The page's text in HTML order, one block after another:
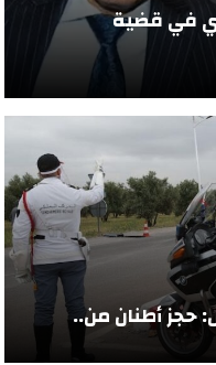
في قضية
أطنان من..